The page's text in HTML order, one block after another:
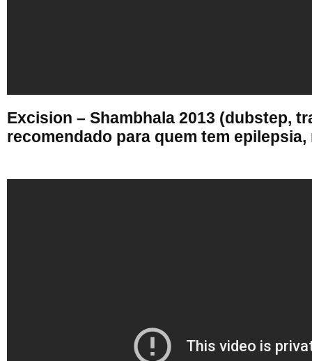
Excision – Shambhala 2013 (dubstep,
recomendado para quem tem epilepsia,